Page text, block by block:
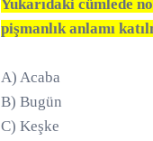
Yukarıdaki cümlede
pişmanlık anlamı
A) Acaba
B) Bugün
C) Keşke